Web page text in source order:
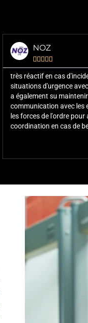
NOZ
    
très réactif en cas
situations d'urgence
a également su
communication avec les
les forces de l'ordre
coordination en cas de